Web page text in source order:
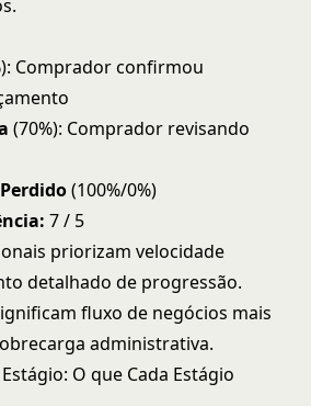
Comprador confirmou
(70%): Comprador revisando
(100%/0%)
7 / 5
priorizam velocidade
detalhado de progressão.
fluxo de negócios mais
administrativa.
O que Cada Estágio